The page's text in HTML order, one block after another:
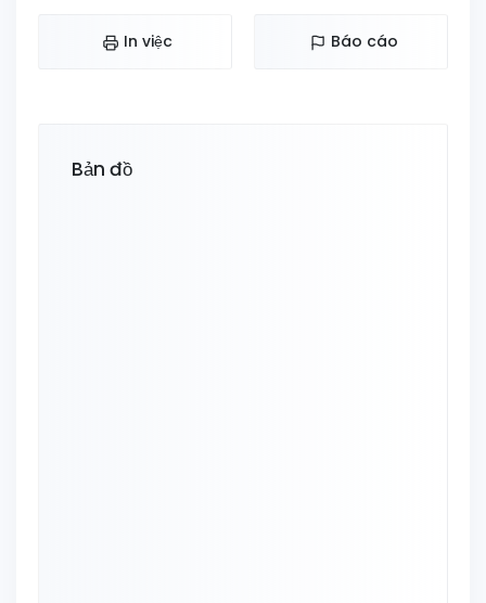
In việc Báo cáo
Bản đồ